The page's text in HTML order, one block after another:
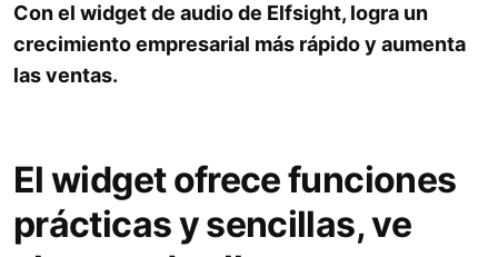
Con el widget de audio de Elfsight, logra un
crecimiento empresarial más rápido y aumenta
las ventas.
El widget ofrece funciones
prácticas y sencillas, ve